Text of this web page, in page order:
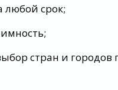
любой срок;
стран и городов